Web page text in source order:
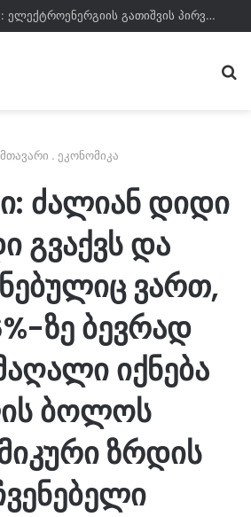
ირაკლი კობახიძე: ელექტროენერგიის გათიშვის პირველ ორ შემთხვევასთან დაკავშირებით სუს-ში წარიმართება გამოძიება და ინფორმაციას მოგვიანებით დეტალურად წარვუდგენთ საზოგადოებას
მთავარი . ეკონომიკა
ძალიან დიდი
გვაქვს და
ვართ,
ზე ბევრად
იქნება
ბოლოს
ზრდის